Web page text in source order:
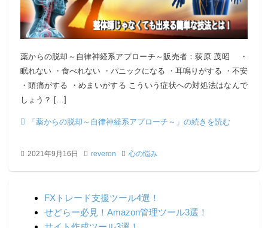
薬からの脱却～自律神経系アプローチ～販売者：荻原 茂昭 ・
眠れない ・食べれない ・パニックになる ・耳鳴りがする ・不安
・頭痛がする ・めまいがする こういう症状への対処法はなんで
しょう？ […]
「薬からの脱却～自律神経系アプローチ～」の続きを読む
2021年9月16日 reveron 心の悩み
FXトレード支援ツール4選！
せどらー必見！Amazon管理ツール3選！